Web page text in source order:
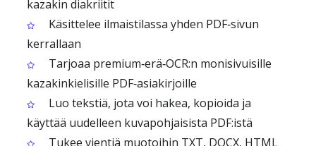
kazakin diakriitit
Käsittelee ilmaistilassa yhden PDF‑sivun
kerrallaan
Tarjoaa premium‑erä‑OCR:n monisivuisille
kazakinkielisille PDF‑asiakirjoille
Luo tekstiä, jota voi hakea, kopioida ja
käyttää uudelleen kuvapohjaisista PDF:istä
Tukee vientiä muotoihin TXT, DOCX, HTML